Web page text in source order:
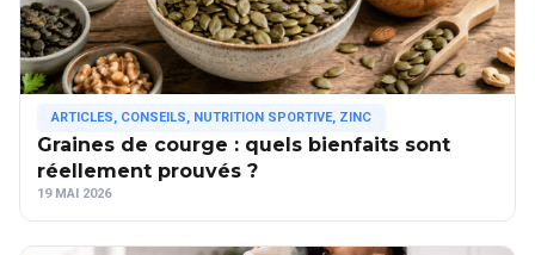
ARTICLES, CONSEILS, NUTRITION SPORTIVE, ZINC
Graines de courge : quels bienfaits sont
réellement prouvés ?
19 MAI 2026